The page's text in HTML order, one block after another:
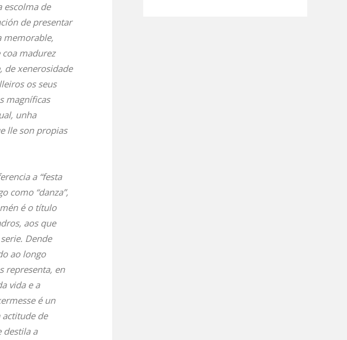
escolma de
de presentar
memorable,
madurez
de xenerosidade
os seus
magníficas
unha
lle son propias
a “festa
como “danza”,
é o título
aos que
Dende
ao longo
representa, en
vida e a
é un
de
destila a